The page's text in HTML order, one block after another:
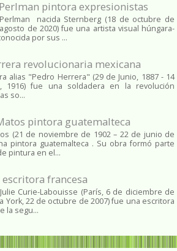
pintora expresionistas
nacida Sternberg (18 de octubre de
de 2020) fue una artista visual húngara-
por sus ...
revolucionaria mexicana
alias "Pedro Herrera" (29 de Junio, 1887 - 14
1916) fue una soldadera en la revolución
so...
pintora guatemalteca
(21 de noviembre de 1902 – 22 de junio de
pintora guatemalteca . Su obra formó parte
pintura en el...
escritora francesa
Curie-Labouisse (París, 6 de diciembre de
York, 22 de octubre de 2007) fue una escritora
la segu...